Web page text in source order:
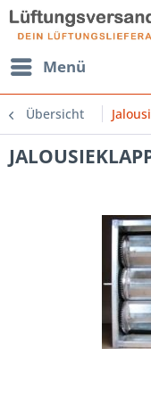
Menü
Übersicht